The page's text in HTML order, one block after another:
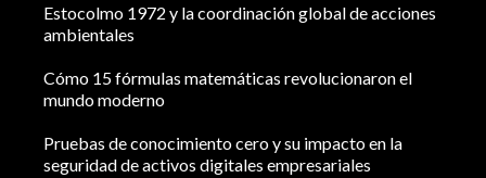
Estocolmo 1972 y la coordinación global de acciones
ambientales
Cómo 15 fórmulas matemáticas revolucionaron el
mundo moderno
Pruebas de conocimiento cero y su impacto en la
seguridad de activos digitales empresariales